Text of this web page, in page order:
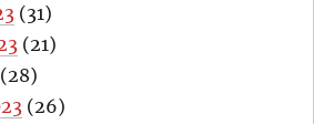
(31)
(21)
(28)
(26)